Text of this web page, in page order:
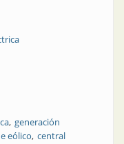
generación
eólico central